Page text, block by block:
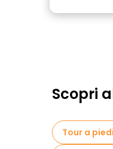
Scopri
Tour a